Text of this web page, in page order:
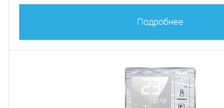
Подробнее